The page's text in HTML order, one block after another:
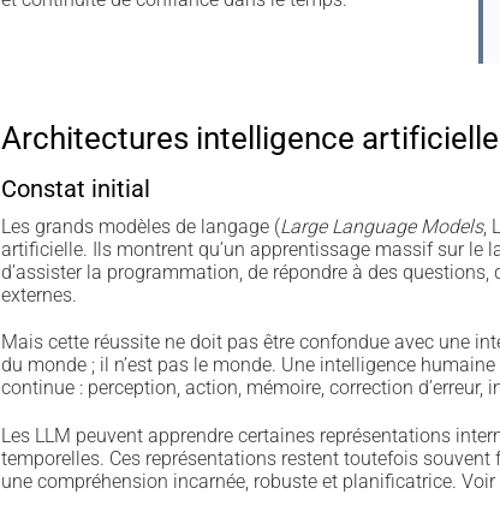
Architectures intelligence
Constat initial
Les grands modèles de langage (Large Language Models,
artificielle. Ils montrent qu’un apprentissage massif sur le
d’assister la programmation, de répondre à des
externes.
Mais cette réussite ne doit pas être confondue avec une
du monde ; il n’est pas le monde. Une intelligence
continue : perception, action, mémoire, correction
Les LLM peuvent apprendre certaines représentations
temporelles. Ces représentations restent toutefois
une compréhension incarnée, robuste et planificatrice. Voir